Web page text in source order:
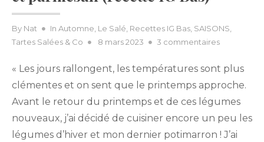
By Nat In Automne, Le Salé, Recettes IG Bas, SAISONS,
Tartes Salées & Co
Posted
8 mars 2023 3 commentairessur
rustique
potimarron
parmesan
(recette
« Les jours rallongent, les températures sont plus
clémentes et on sent que le printemps approche.
Avant le retour du printemps et de ces légumes
nouveaux, j’ai décidé de cuisiner encore un peu les
légumes d’hiver et mon dernier potimarron ! J’ai